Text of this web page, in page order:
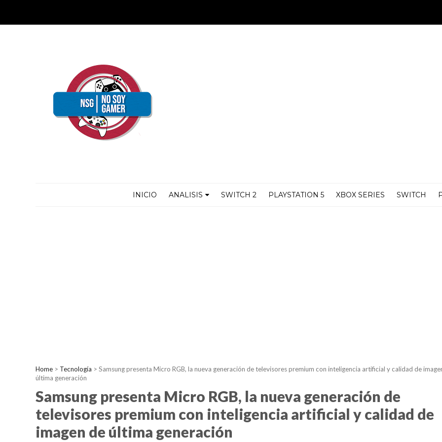
INICIO ANALISIS SWITCH 2 PLAYSTATION 5 XBOX SERIES SWITCH
Home > Tecnología > Samsung presenta Micro RGB, la nueva generación de televisores premium con inteligencia artificial y calidad de
última generación
Samsung presenta Micro RGB, la nueva generación de
televisores premium con inteligencia artificial y calidad de
imagen de última generación